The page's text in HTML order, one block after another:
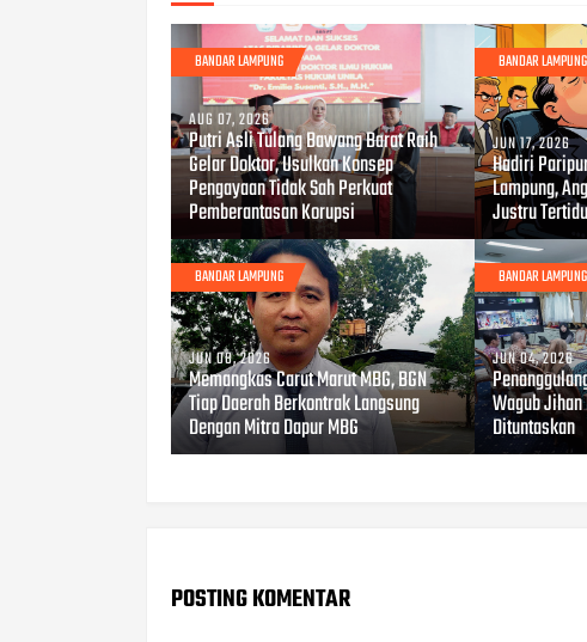
BANDAR LAMPUNG
AUG 07, 2026
Putri Asli Tulang Bawang Barat Raih
Gelar Doktor, Usulkan Konsep
Pengayaan Tidak Sah Perkuat
Pemberantasan Korupsi
BANDAR LAMPUNG
JUN 17, 2026
Hadiri
Lampung,
Justru
BANDAR LAMPUNG
JUN 08, 2026
Memangkas Carut Marut MBG, BGN
Tiap Daerah Berkontrak Langsung
Dengan Mitra Dapur MBG
BANDAR LAMPUNG
JUN 04, 2026
Wagub Jihan
Dituntaskan
POSTING KOMENTAR